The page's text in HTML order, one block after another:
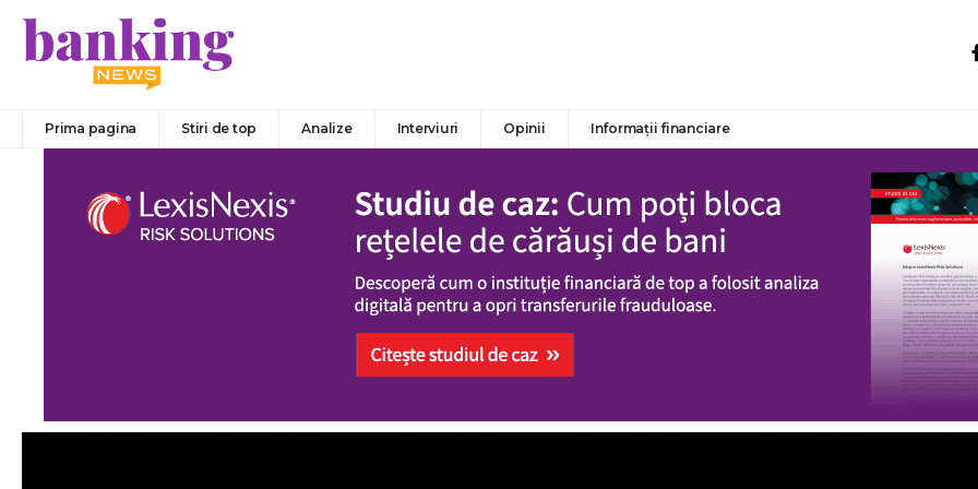
Prima pagina Stiri de top Analize Interviuri Opinii Informații financiare